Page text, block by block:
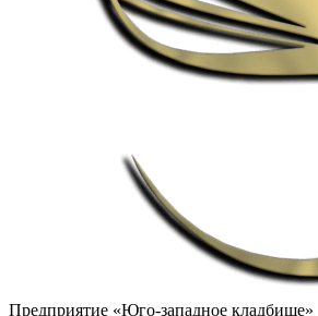
Предприятие «Юго-западное кладбище»